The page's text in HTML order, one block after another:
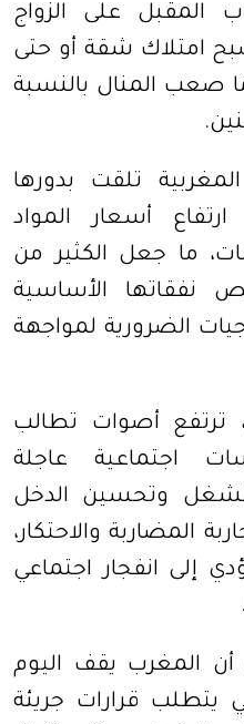
المقبل على الزواج
امتلاك شقة أو حتى
صعب المنال بالنسبة
.
تلقت بدورها
أسعار المواد
ما جعل الكثير من
نفقاتها الأساسية
الضرورية لمواجهة
ترتفع أصوات تطالب
اجتماعية عاجلة
وتحسين الدخل
المضاربة والاحتكار،
إلى انفجار اجتماعي
.
أن المغرب يقف اليوم
يتطلب قرارات جريئة